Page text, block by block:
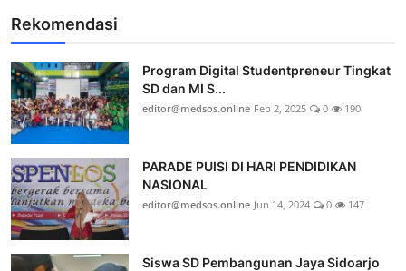
Rekomendasi
Program Digital Studentpreneur Tingkat
SD dan MI S...
editor@medsos.online Feb 2, 2025 0 190
PARADE PUISI DI HARI PENDIDIKAN
NASIONAL
editor@medsos.online Jun 14, 2024 0 147
Siswa SD Pembangunan Jaya Sidoarjo